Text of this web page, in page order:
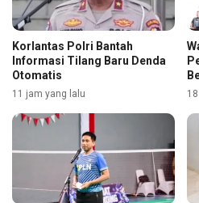
Korlantas Polri Bantah
Informasi Tilang Baru Denda
Otomatis
11 jam yang lalu